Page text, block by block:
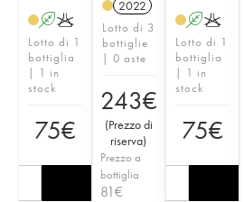
AK
Lotto di 1
bottiglia
| 1 in
stock
75€
2022
Lotto di 3
bottiglie
| 0 aste
243€
(Prezzo di
riserva)
Prezzo a
bottiglia
81€
AK
Lotto di 1
bottiglia
| 1 in
stock
75€